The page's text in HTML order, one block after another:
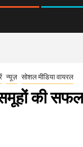
न्यूज़ सोशल मीडिया वायरल
की